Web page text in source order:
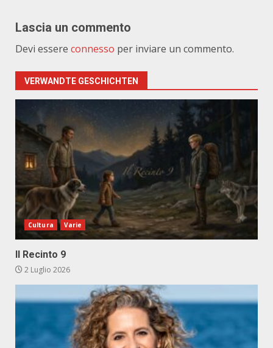
Lascia un commento
Devi essere connesso per inviare un commento.
VERWANDTE GESCHICHTEN
Cultura Varie
Il Recinto 9
2 Luglio 2026